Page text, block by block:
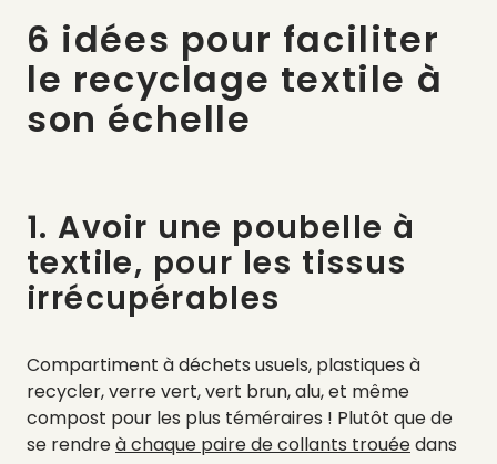
6 idées pour faciliter
le recyclage textile à
son échelle
1. Avoir une poubelle à
textile, pour les tissus
irrécupérables
Compartiment à déchets usuels, plastiques à
recycler, verre vert, vert brun, alu, et même
compost pour les plus téméraires ! Plutôt que de
se rendreà chaque paire de collants trouéedans